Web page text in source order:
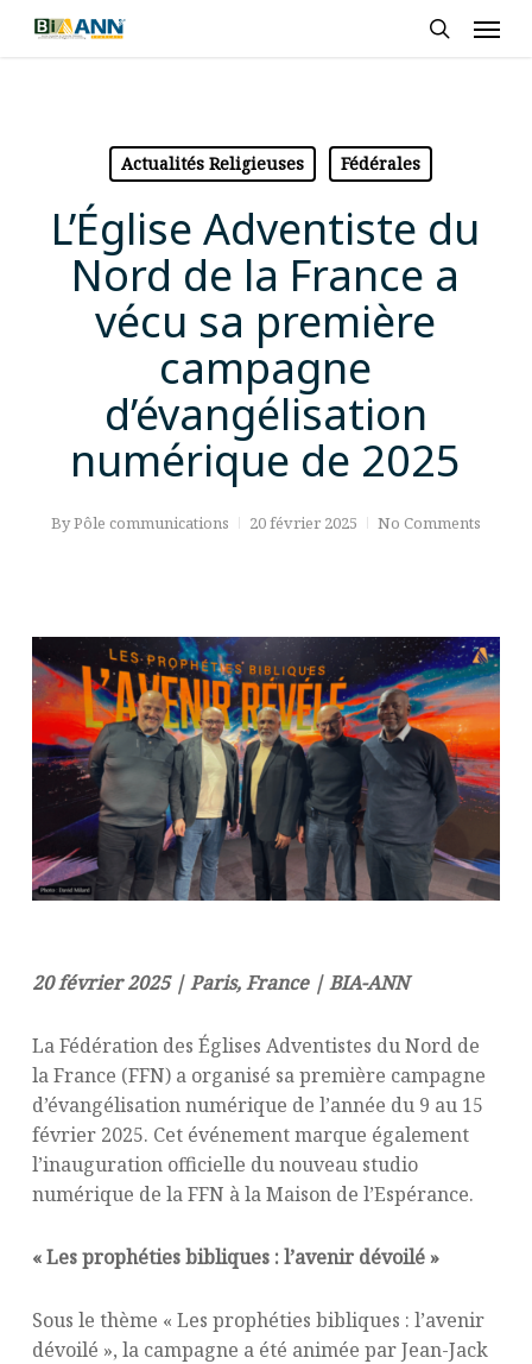
Skip
Actualités Religieuses Fédérales
L’Église Adventiste du
Nord de la France a
vécu sa première
campagne
d’évangélisation
numérique de 2025
ByPôle communications 20 février 2025 No Comments
20 février 2025 | Paris, France | BIA-ANN
La Fédération des Églises Adventistes du Nord de
la France (FFN) a organisé sa première campagne
d’évangélisation numérique de l’année du 9 au 15
février 2025. Cet événement marque également
l’inauguration officielle du nouveau studio
numérique de la FFN à la Maison de l’Espérance.
« Les prophéties bibliques : l’avenir dévoilé »
Sous le thème « Les prophéties bibliques : l’avenir
dévoilé », la campagne a été animée par Jean-Jack